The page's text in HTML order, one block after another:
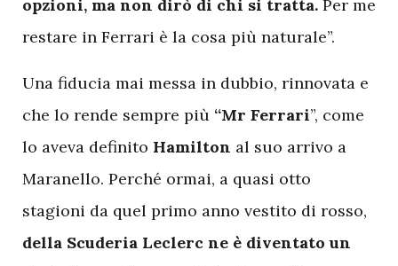
opzioni, ma non dirò di chi si tratta. Per me
restare in Ferrari è la cosa più naturale”.
Una fiducia mai messa in dubbio, rinnovata e
che lo rende sempre più “Mr Ferrari”, come
lo aveva definito Hamilton al suo arrivo a
Maranello. Perché ormai, a quasi otto
stagioni da quel primo anno vestito di rosso,
della Scuderia Leclerc ne è diventato un